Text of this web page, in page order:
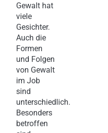
Gewalt hat
viele
Gesichter.
Auch die
Formen
und Folgen
von Gewalt
im Job
sind
unterschiedlich.
Besonders
betroffen